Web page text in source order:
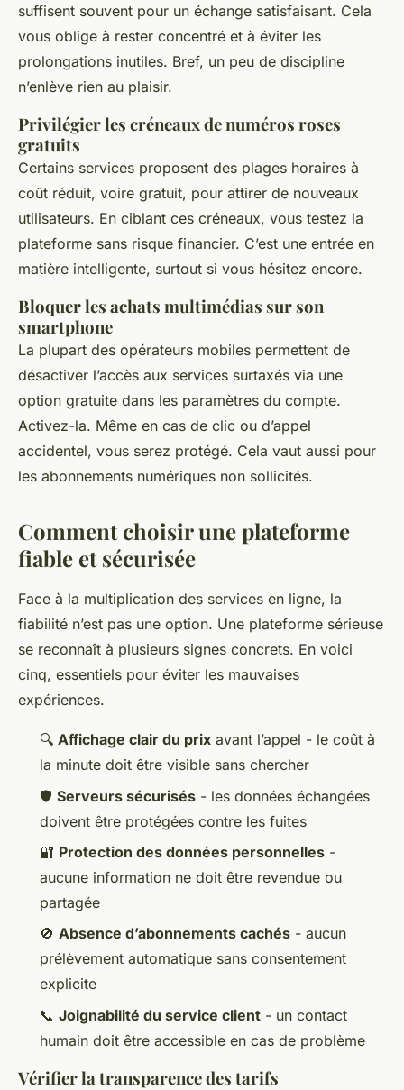
suffisent souvent pour un échange satisfaisant. Cela
vous oblige à rester concentré et à éviter les
prolongations inutiles. Bref, un peu de discipline
n’enlève rien au plaisir.
Privilégier les créneaux de numéros roses
gratuits
Certains services proposent des plages horaires à
coût réduit, voire gratuit, pour attirer de nouveaux
utilisateurs. En ciblant ces créneaux, vous testez la
plateforme sans risque financier. C’est une entrée en
matière intelligente, surtout si vous hésitez encore.
Bloquer les achats multimédias sur son
smartphone
La plupart des opérateurs mobiles permettent de
désactiver l’accès aux services surtaxés via une
option gratuite dans les paramètres du compte.
Activez-la. Même en cas de clic ou d’appel
accidentel, vous serez protégé. Cela vaut aussi pour
les abonnements numériques non sollicités.
Comment choisir une plateforme
fiable et sécurisée
Face à la multiplication des services en ligne, la
fiabilité n’est pas une option. Une plateforme sérieuse
se reconnaît à plusieurs signes concrets. En voici
cinq, essentiels pour éviter les mauvaises
expériences.
🔍 Affichage clair du prix avant l’appel - le coût à
la minute doit être visible sans chercher
🛡️ Serveurs sécurisés - les données échangées
doivent être protégées contre les fuites
🔐 Protection des données personnelles -
aucune information ne doit être revendue ou
partagée
🚫 Absence d’abonnements cachés - aucun
prélèvement automatique sans consentement
explicite
📞 Joignabilité du service client - un contact
humain doit être accessible en cas de problème
Vérifier la transparence des tarifs